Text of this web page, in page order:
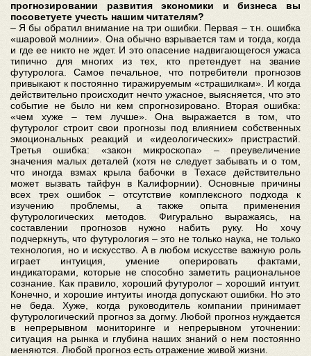
прогнозировании развития экономики и бизнеса вы
посоветуете учесть нашим читателям?
– Я бы обратил внимание на три ошибки. Первая – т.н. ошибка
«шаровой молнии». Она обычно взрывается там и тогда, когда
и где ее никто не ждет. И это опасение надвигающегося ужаса
типично для многих из тех, кто претендует на звание
футуролога. Самое печальное, что потребители прогнозов
привыкают к постоянно тиражируемым «страшилкам». И когда
действительно происходит нечто ужасное, выясняется, что это
событие не было ни кем спрогнозировано. Вторая ошибка:
«чем хуже – тем лучше». Она выражается в том, что
футуролог строит свои прогнозы под влиянием собственных
эмоциональных реакций и «идеологических» пристрастий.
Третья ошибка: «закон микроскопа» – преувеличение
значения малых деталей (хотя не следует забывать и о том,
что иногда взмах крыла бабочки в Техасе действительно
может вызвать тайфун в Калифорнии). Основные причины
всех трех ошибок – отсутствие комплексного подхода к
изучению проблемы, а также опыта применения
футурологических методов. Фигурально выражаясь, на
составлении прогнозов нужно набить руку. Но хочу
подчеркнуть, что футурология – это не только наука, не только
технология, но и искусство. А в любом искусстве важную роль
играет интуиция, умение оперировать фактами,
индикаторами, которые не способно заметить рациональное
сознание. Как правило, хороший футуролог – хороший интуит.
Конечно, и хорошие интуиты иногда допускают ошибки. Но это
не беда. Хуже, когда руководитель компании принимает
футурологический прогноз за догму. Любой прогноз нуждается
в непрерывном мониторинге и непрерывном уточнении:
ситуация на рынка и глубина наших знаний о нем постоянно
меняются. Любой прогноз есть отражение живой жизни.